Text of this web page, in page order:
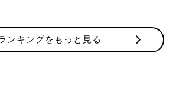
ンキングをもっと見る